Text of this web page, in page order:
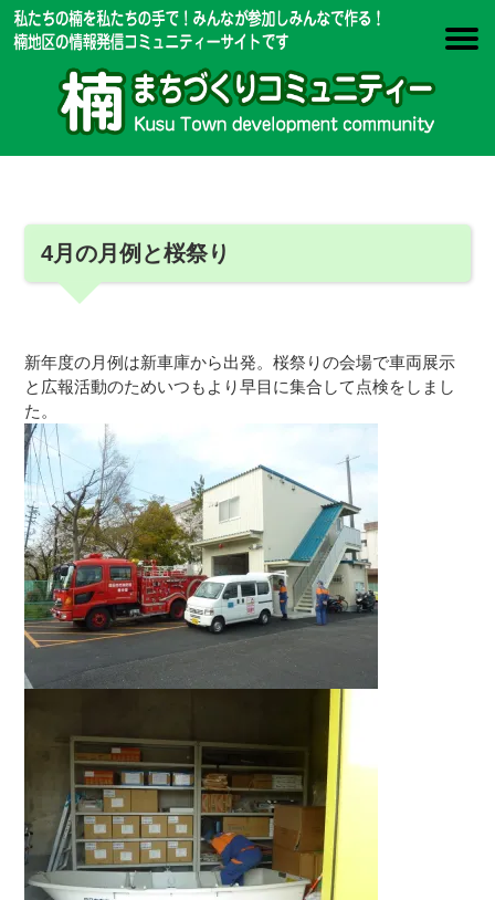
4月の月例と桜祭り
新年度の月例は新車庫から出発。桜祭りの会場で車両展示
と広報活動のためいつもより早目に集合して点検をしまし
た。